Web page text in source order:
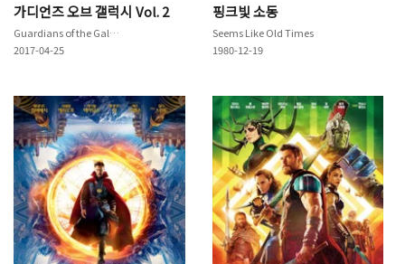
가디언즈 오브 갤럭시 Vol. 2
Guardians of the Galaxy Vol. 2
2017-04-25
핑크빛 소동
Seems Like Old Times
1980-12-19